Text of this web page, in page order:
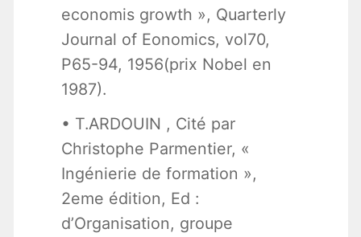
economis growth », Quarterly
Journal of Eonomics, vol70,
P65-94, 1956(prix Nobel en
1987).
• T.ARDOUIN , Cité par
Christophe Parmentier, «
Ingénierie de formation »,
2eme édition, Ed :
d’Organisation, groupe